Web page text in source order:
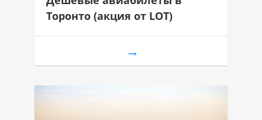
Торонто (акция от LOT)